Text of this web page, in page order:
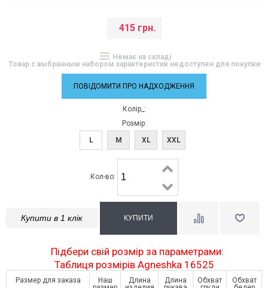
415 грн.
Немає на складі
Товар с выбранным набором характеристик недоступен для покупки
ПОВІДОМИТИ ПРО НАДХОДЖЕННЯ
Колір_:
Розмір:
L
M XL XXL
Кол-во:
Купити в 1 клік
Підбери свій розмір за параметрами:
Таблиця розмірів Agneshka 16525
Размер для заказа
Наш
Длина
Длина
Обхват
Обхват